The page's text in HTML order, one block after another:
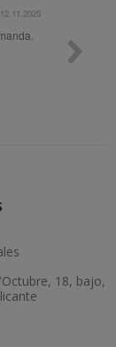
el mejor
18, bajo,